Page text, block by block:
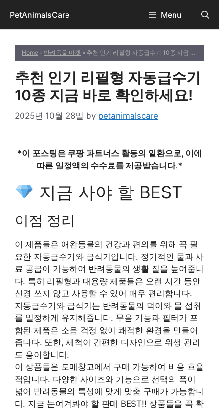
content
PetAnimalsCare Menu
Home » 반려동물 마켓 » 추천 인기 리필형 자동급수기 10종 지금 바로 확인하세요!
추천 인기 리필형 자동급수기
10종 지금 바로 확인하세요!
2025년 10월 28일 by petanimalscare
*이 포스팅은 쿠팡 파트너스 활동의 일환으로, 이에
따른 일정액의 수수료를 제공받습니다.*
지금 사야 할 BEST
이점 정리
이 제품들은 애완동물의 건강과 편의를 위해 꼭 필
요한 자동급수기와 급식기입니다. 정기적인 물과 사
료 공급이 가능하여 반려동물의 생활 질을 높여줍니
다. 특히 리필형과 대용량 제품들은 오랜 시간 동안
신경 쓰지 않고 사용할 수 있어 매우 편리합니다.
자동급수기와 급식기는 반려동물의 먹이와 물 섭취
를 일정하게 유지해줍니다. 무음 기능과 필터가 포
함된 제품은 소음 걱정 없이 쾌적한 환경을 만들어
줍니다. 또한, 세척이 간편한 디자인으로 위생 관리
도 용이합니다.
이 상품들은 도매창고에서 구매 가능하여 비용 효율
적입니다. 다양한 사이즈와 기능으로 선택의 폭이
넓어 반려동물의 특성에 맞게 맞춤 구매가 가능합니
다. 지금 눈여겨봐야 할 판매 BEST!! 상품들을 꼭 확